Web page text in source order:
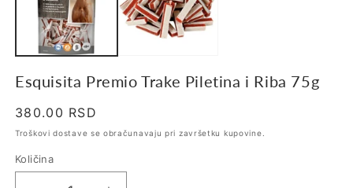
Esquisita Premio Trake Piletina i Riba 75g
Regularna
cena
380.00 RSD
Troškovi dostave se obračunavaju pri završetku kupovine.
Količina